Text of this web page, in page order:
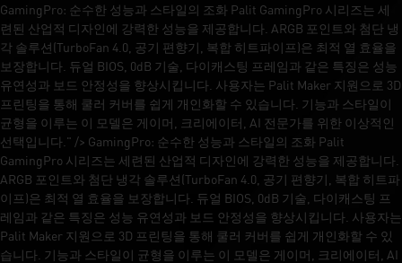
GamingPro: 순수한 성능과 스타일의 조화 Palit GamingPro 시리즈는 세
련된 산업적 디자인에 강력한 성능을 제공합니다. ARGB 포인트와 첨단 냉
각 솔루션(TurboFan 4.0, 공기 편향기, 복합 히트파이프)은 최적 열 효율을
보장합니다. 듀얼 BIOS, 0dB 기술, 다이캐스팅 프레임과 같은 특징은 성능
유연성과 보드 안정성을 향상시킵니다. 사용자는 Palit Maker 지원으로 3D
프린팅을 통해 쿨러 커버를 쉽게 개인화할 수 있습니다. 기능과 스타일이
균형을 이루는 이 모델은 게이머, 크리에이터, AI 전문가를 위한 이상적인
선택입니다." /> GamingPro: 순수한 성능과 스타일의 조화 Palit
GamingPro 시리즈는 세련된 산업적 디자인에 강력한 성능을 제공합니다.
ARGB 포인트와 첨단 냉각 솔루션(TurboFan 4.0, 공기 편향기, 복합 히트파
이프)은 최적 열 효율을 보장합니다. 듀얼 BIOS, 0dB 기술, 다이캐스팅 프
레임과 같은 특징은 성능 유연성과 보드 안정성을 향상시킵니다. 사용자는
Palit Maker 지원으로 3D 프린팅을 통해 쿨러 커버를 쉽게 개인화할 수 있
습니다. 기능과 스타일이 균형을 이루는 이 모델은 게이머, 크리에이터, AI